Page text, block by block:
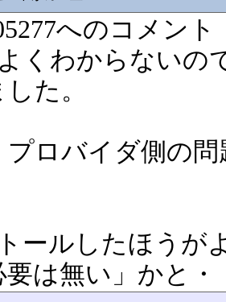
へのコメント
くわからないの
た。
プロバイダ側の
ールしたほうが
は無い」かと・